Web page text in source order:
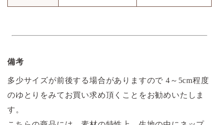
備考
多少サイズが前後する場合がありますので 4～5cm程度
のゆとりをみてお買い求め頂くことをお勧めいたしま
す。